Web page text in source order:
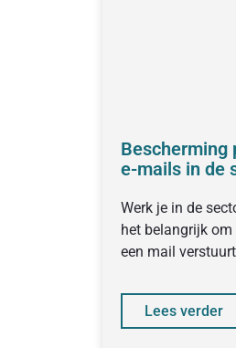
Bescherming
e-mails in de
Werk je in de
het belangrijk
een mail
Lees verder